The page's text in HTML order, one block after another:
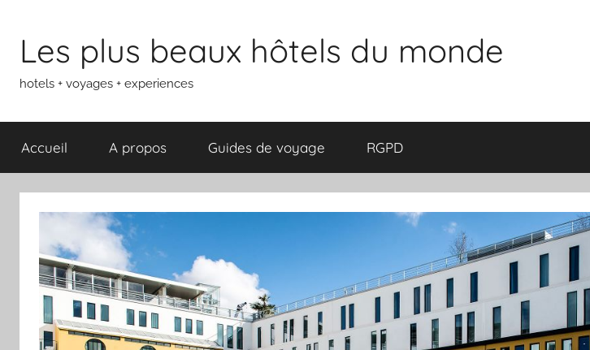
contenu
Les plus beaux hôtels du monde
hotels + voyages + experiences
Accueil A propos Guides de voyage RGPD